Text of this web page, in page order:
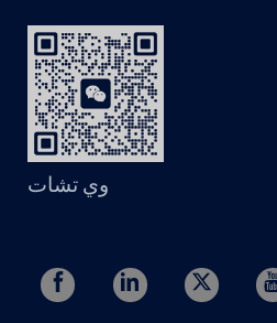
وي تشات